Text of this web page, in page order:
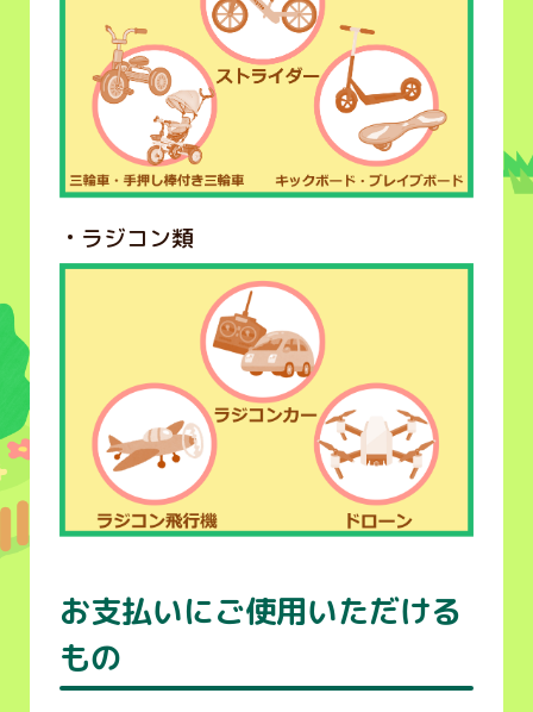
ラジコン類
お支払いにご使用いただける
もの